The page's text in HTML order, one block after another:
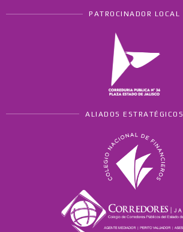
PATROCINADOR LOCAL
ALIADOS ESTRATÉGICOS